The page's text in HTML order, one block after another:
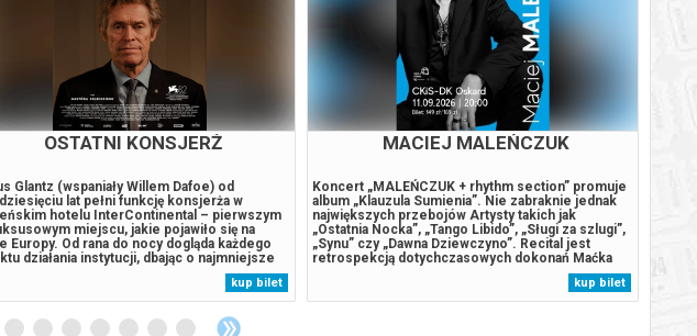
OSTATNI KONSJERŻ
Glantz (wspaniały Willem Dafoe) od
lat pełni funkcję konsjerża w
hotelu InterContinental – pierwszym
miejscu, jakie pojawiło się na
Europy. Od rana do nocy dogląda każdego
działania instytucji, dbając o najmniejsze
Pewnego dnia Lucius dowiaduje się, że
zostanie sprzedany nowemu właścicielowi,
planuje jego radykalną...
kup bilet
MACIEJ MALEŃCZUK
Koncert „MALEŃCZUK + rhythm section” promuje
album „Klauzula Sumienia”. Nie zabraknie jednak
największych przebojów Artysty takich jak
„Ostatnia Nocka”, „Tango Libido”, „Sługi za szlugi”,
„Synu” czy „Dawna Dziewczyno”. Recital jest
retrospekcją dotychczasowych dokonań Maćka
Maleńczuka, z dodatkiem sekcji rytmicznej.
Składa się z zestawu pieśni zarówno ulicznych, jak
i późniejszych utworów, które przyniosły...
kup bilet